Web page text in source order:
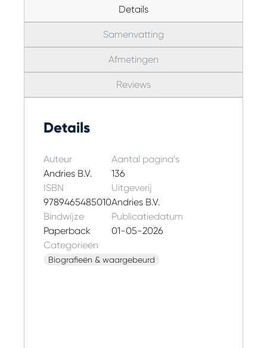
Details
Samenvatting
Afmetingen
Reviews
Details
Auteur
Andries B.V.
ISBN
9789465485010
Bindwijze
Paperback
Aantal pagina’s
136
Uitgeverij
Andries B.V.
Publicatiedatum
01-05-2026
Categorieën
Biografieën & waargebeurd